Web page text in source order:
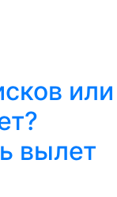
или
вылет